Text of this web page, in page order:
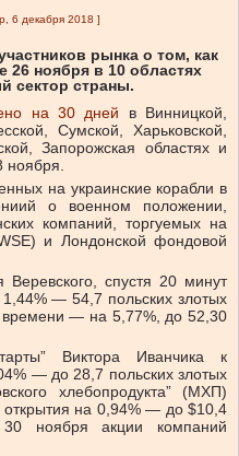
6 декабря 2018 ]
рынка о том, как
26 ноября в 10 областях
сектор страны.
на 30 дней в Винницкой,
Сумской, Харьковской,
Запорожская областях и
ноября.
на украинские корабли в
о военном положении,
компаний, торгуемых на
и Лондонской фондовой
спустя 20 минут
— 54,7 польских злотых
времени — на 5,77%, до 52,30
Виктора Иванчика к
— до 28,7 польских злотых
хлебопродукта” (МХП)
на 0,94% — до $10,4
ноября акции компаний